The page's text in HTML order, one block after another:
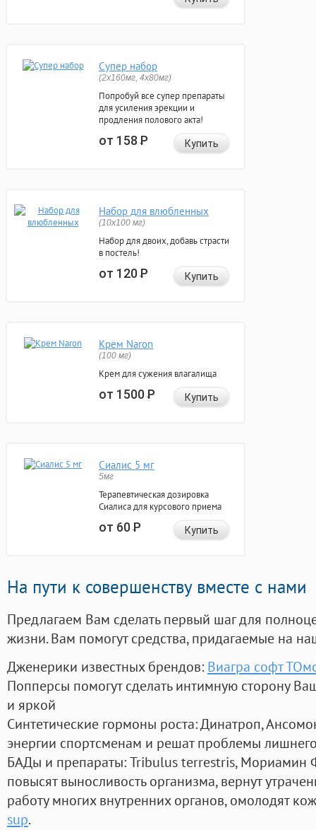
Супер набор
(2х160мг, 4х80мг)
Попробуй все супер препараты
для усиления эрекции и
продления полового акта!
от 158Р Купить
Набор для влюбленных
(10х100 мг)
Набор для двоих, добавь страсти
в постель!
от 120Р Купить
Крем Naron
(100 мг)
Крем для сужения влагалища
от 1500Р Купить
Сиалис 5 мг
5мг
Терапевтическая дозировка
Сиалиса для курсового приема
от 60Р Купить
На пути к совершенству вместе с нами
Предлагаем Вам сделать первый шаг для
жизни. Вам помогут средства, придагаемые на
Дженерики известных брендов: Виагра софт
Попперсы помогут сделать интимную сторону
и яркой
Синтетические гормоны роста: Динатроп,
энергии спортсменам и решат проблемы
БАДы и препараты:Tribulus terrestris, Мориамин
повысят выносливость организма, вернут
работу многих внутренних органов, омолодят
sup.